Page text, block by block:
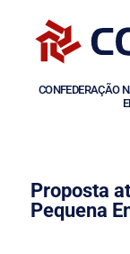
CONFEDERAÇÃO
Proposta
Pequena